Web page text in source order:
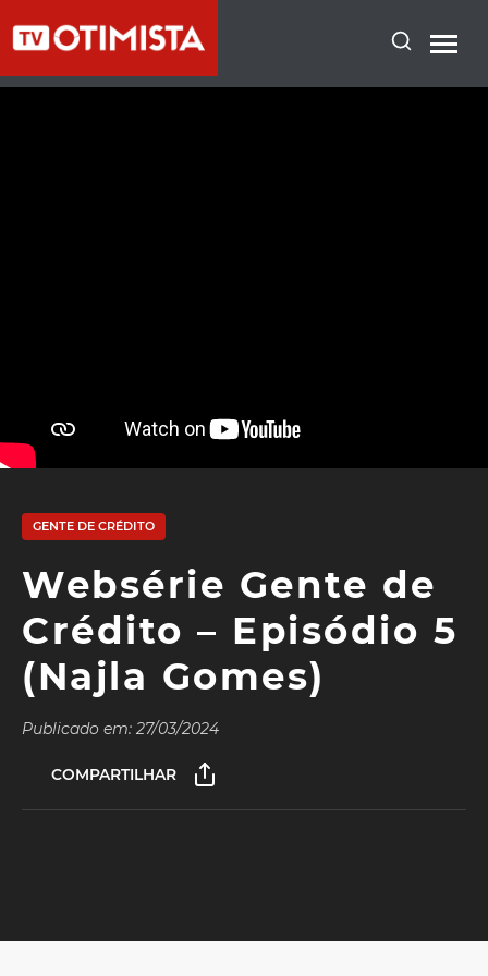
GENTE DE CRÉDITO
Websérie Gente de
Crédito – Episódio 5
(Najla Gomes)
Publicado em: 27/03/2024
COMPARTILHAR